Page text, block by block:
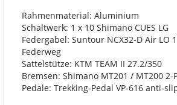
Rahmenmaterial: Aluminium
Schaltwerk: 1 x 10 Shimano CUES LG
Federgabel: Suntour NCX32-D Air LO
Federweg
Sattelstütze: KTM TEAM II 27.2/350
Bremsen: Shimano MT201 / MT200 2-
Pedale: Trekking-Pedal VP-616 anti-